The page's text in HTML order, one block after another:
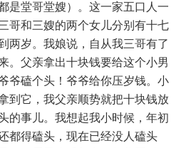
是堂哥堂嫂）。这一家五口人一
哥和三嫂的两个女儿分别有十七
两岁。我娘说，自从我三哥有了
。父亲拿出十块钱要给这个小男
爷磕个头！爷爷给你压岁钱。小
到它，我父亲顺势就把十块钱放
的事儿。我想起我小时候，年初
都得磕头，现在已经没人磕头